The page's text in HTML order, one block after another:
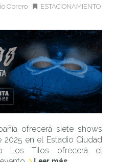
Obrero
ESTACIONAMIENTO
ofrecerá siete shows
en el Estadio Ciudad
Tilos ofrecerá el